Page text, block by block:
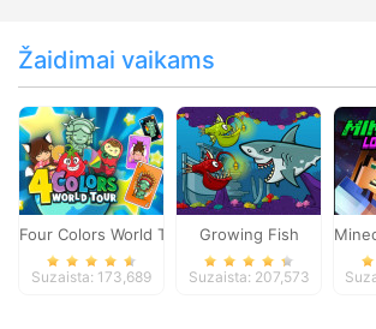
Žaidimai vaikams
Four Colors World Tour
Suzaista: 173,689
Growing Fish
Suzaista: 207,573